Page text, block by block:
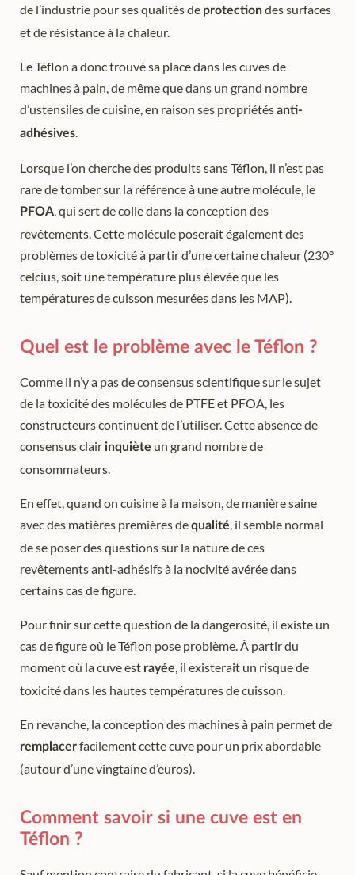
de l’industrie pour ses qualités de protectiondes surfaces
et de résistance à la chaleur.
Le Téflon a donc trouvé sa place dans les cuves de
machines à pain, de même que dans un grand nombre
d’ustensiles de cuisine, en raison ses propriétésanti-
adhésives
Lorsque l’on cherche des produits sans Téflon, il n’est pas
rare de tomber sur la référence à une autre molécule, le
PFOA , qui sert de colle dans la conception des
revêtements. Cette molécule poserait également des
problèmes de toxicité à partir d’une certaine chaleur (230°
celcius, soit une température plus élevée que les
températures de cuisson mesurées dans les MAP).
Quel est le problème avec le Téflon ?
Comme il n’y a pas de consensus scientifique sur le sujet
de la toxicité des molécules de PTFE et PFOA, les
constructeurs continuent de l’utiliser. Cette absence de
consensus clairinquiète un grand nombre de
consommateurs.
En effet, quand on cuisine à la maison, de manière saine
avec des matières premières dequalité , il semble normal
de se poser des questions sur la nature de ces
revêtements anti-adhésifs à la nocivité avérée dans
certains cas de figure.
Pour finir sur cette question de la dangerosité, il existe un
cas de figure où le Téflon pose problème. À partir du
moment où la cuve est rayée , il existerait un risque de
toxicité dans les hautes températures de cuisson.
En revanche, la conception des machines à pain permet de
remplacerfacilement cette cuve pour un prix abordable
(autour d’une vingtaine d’euros).
Comment savoir si une cuve est en
Téflon ?